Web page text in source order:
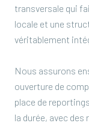
transversale qui
locale et une
véritablement
Nous assurons
ouverture de
place de
la durée, avec